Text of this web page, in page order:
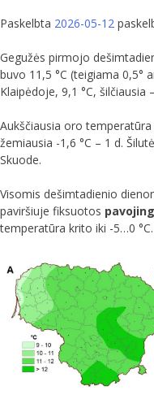
Paskelbta 2026-05-12
Gegužės pirmojo
buvo 11,5 °C (teigiama 0,5°
Klaipėdoje, 9,1 °C, šilčiausia
Aukščiausia oro
žemiausia -1,6 °C – 1 d.
Skuode.
Visomis dešimtadienio
paviršiuje fiksuotos
temperatūra krito iki -5…0 °C.